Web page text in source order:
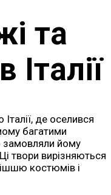
та
Італії
де оселився
багатими
замовляли йому
твори вирізняються
костюмів і